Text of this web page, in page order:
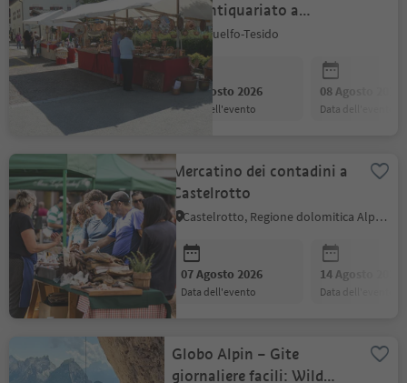
dell’antiquariato a
Welsberg
Monguelfo-Tesido
07 Agosto 2026
data dell'evento
08 Agosto 2026
data dell'evento
Mercatino dei contadini a
Castelrotto
Castelrotto, Regione dolomitica Alpe di Siusi
07 Agosto 2026
data dell'evento
14 Agosto 2026
data dell'evento
Globo Alpin – Gite
giornaliere facili: Wild